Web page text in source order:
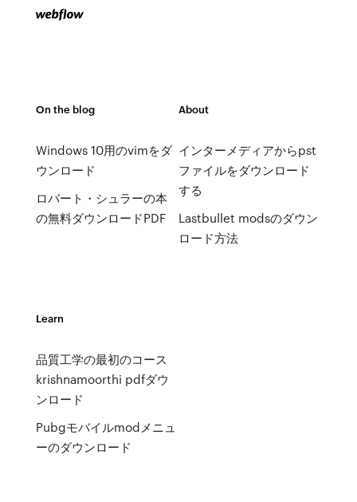
On the blog
Windows 10用のvimをダ
ウンロード
ロバート・シュラーの本
の無料ダウンロードPDF
About
インターメディアからpst
ファイルをダウンロード
する
Lastbullet modsのダウン
ロード方法
Learn
品質工学の最初のコース
krishnamoorthi pdfダウ
ンロード
Pubgモバイルmodメニュ
ーのダウンロード